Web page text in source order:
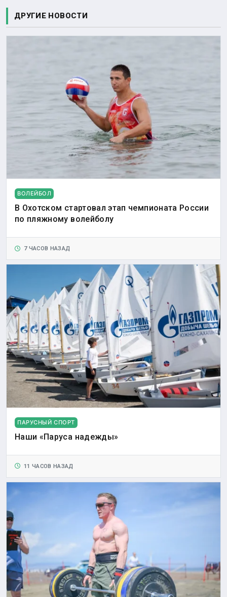
ДРУГИЕ НОВОСТИ
ВОЛЕЙБОЛ
В Охотском стартовал этап чемпионата России
по пляжному волейболу
7 ЧАСОВ НАЗАД
ПАРУСНЫЙ СПОРТ
Наши «Паруса надежды»
11 ЧАСОВ НАЗАД